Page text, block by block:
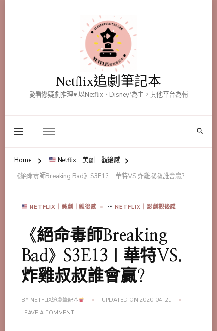
Netflix追劇筆記本
愛看懸疑劇推理♥ 以Netflix、Disney⁺為主，其他平台為輔
Home
Netflix｜美劇｜觀後感
《絕命毒師Breaking Bad》S3E13｜華特VS.炸雞叔叔誰會贏?
NETFLIX｜美劇｜觀後感 NETFLIX｜影劇觀後感
《絕命毒師Breaking
Bad》S3E13｜華特VS.
炸雞叔叔誰會贏?
BY NETFLIX追劇筆記本 UPDATED ON 2020-04-21
LEAVE A COMMENTON